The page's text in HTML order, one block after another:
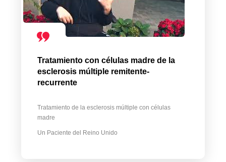
Tratamiento con células madre de la
esclerosis múltiple remitente-
recurrente
Tratamiento de la esclerosis múltiple con células
madre
Un Paciente del Reino Unido